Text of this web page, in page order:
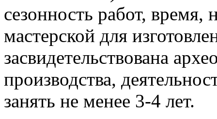
сезонность работ, время,
мастерской для
засвидетельствована
производства,
занять не менее 3-4 лет.